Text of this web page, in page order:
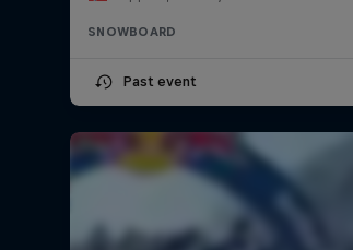
SNOWBOARD
Past event